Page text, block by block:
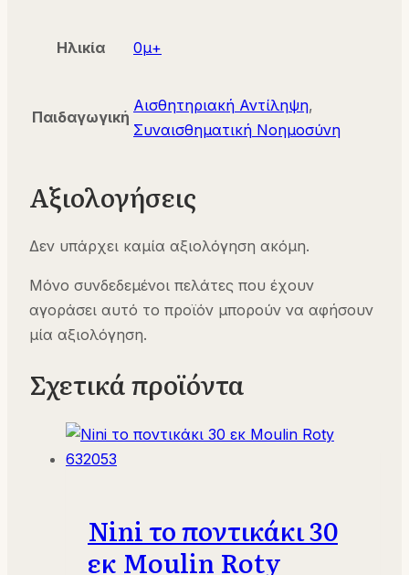
Ηλικία 0μ+
Παιδαγωγική
Αισθητηριακή Αντίληψη,
Συναισθηματική Νοημοσύνη
Αξιολογήσεις
Δεν υπάρχει καμία αξιολόγηση ακόμη.
Μόνο συνδεδεμένοι πελάτες που έχουν
αγοράσει αυτό το προϊόν μπορούν να αφήσουν
μία αξιολόγηση.
Σχετικά προϊόντα
Nini το ποντικάκι 30
εκ Moulin Roty